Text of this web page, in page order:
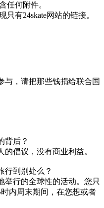
任何附件。
只有24skate网站的链接。
与，请把那些钱捐给联合国
背后？
倡议，没有商业利益。
行到别处么？
举行的全球性的活动。您只
时内周末期间，在您想或者